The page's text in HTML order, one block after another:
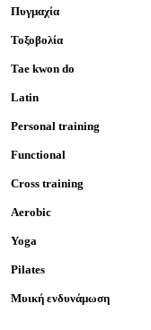
Πυγμαχία
Τοξοβολία
Tae kwon do
Latin
Personal training
Functional
Cross training
Aerobic
Yoga
Pilates
Μυική ενδυνάμωση